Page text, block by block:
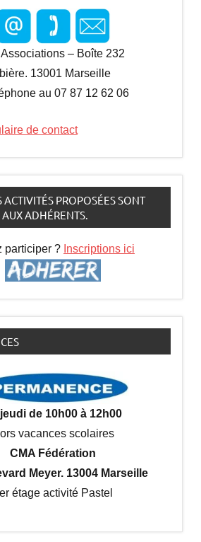
– Boîte 232
13001 Marseille
au 07 87 12 62 06
de contact
ACTIVITÉS PROPOSÉES SONT
AUX ADHÉRENTS.
participer ? Inscriptions ici
de 10h00 à 12h00
vacances scolaires
CMA Fédération
Meyer. 13004 Marseille
étage activité Pastel